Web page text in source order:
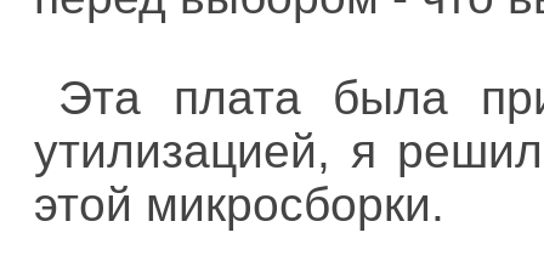
Эта плата была
утилизацией, я решил
этой микросборки.